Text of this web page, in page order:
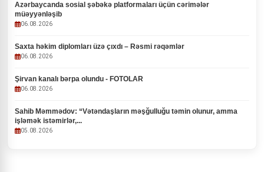
Azərbaycanda sosial şəbəkə platformaları üçün cərimələr
müəyyənləşib
06.08.2026
Saxta həkim diplomları üzə çıxdı – Rəsmi rəqəmlər
06.08.2026
Şirvan kanalı bərpa olundu - FOTOLAR
06.08.2026
Sahib Məmmədov: “Vətəndaşların məşğulluğu təmin olunur, amma
işləmək istəmirlər,...
05.08.2026